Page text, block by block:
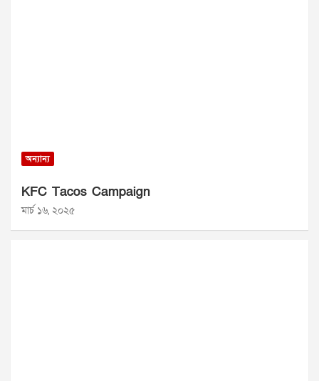
অন্যান্য
KFC Tacos Campaign
মার্চ ১৬, ২০২৫